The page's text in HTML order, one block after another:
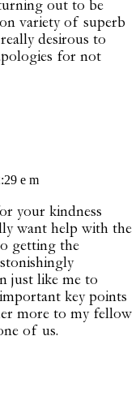
out to be
variety of superb
desirous to
for not
e m
your kindness
want help with the
getting the
just like me to
key points
more to my fellow
of us.